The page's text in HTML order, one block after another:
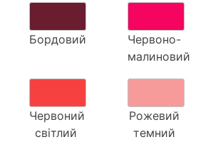
Бордовий
Червоно-
малиновий
Червоний
світлий
Рожевий
темний